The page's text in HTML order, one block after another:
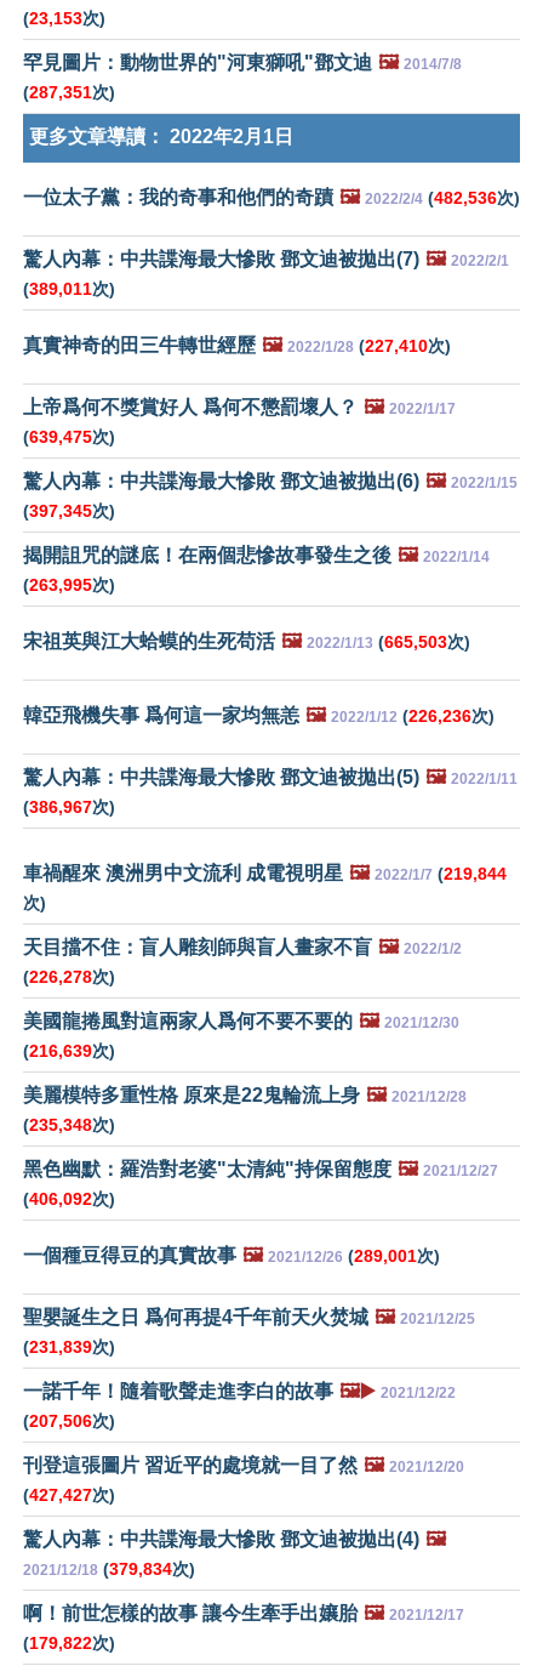
(23,153次)
罕見圖片：動物世界的"河東獅吼"鄧文迪 🖼️ 2014/7/8
(287,351次)
更多文章導讀： 2022年2月1日
一位太子黨：我的奇事和他們的奇蹟 🖼️ 2022/2/4 (482,536次)
驚人內幕：中共諜海最大慘敗 鄧文迪被拋出(7) 🖼️ 2022/2/1
(389,011次)
真實神奇的田三牛轉世經歷 🖼️ 2022/1/28 (227,410次)
上帝爲何不獎賞好人 爲何不懲罰壞人？ 🖼️ 2022/1/17
(639,475次)
驚人內幕：中共諜海最大慘敗 鄧文迪被拋出(6) 🖼️ 2022/1/15
(397,345次)
揭開詛咒的謎底！在兩個悲慘故事發生之後 🖼️ 2022/1/14
(263,995次)
宋祖英與江大蛤蟆的生死苟活 🖼️ 2022/1/13 (665,503次)
韓亞飛機失事 爲何這一家均無恙 🖼️ 2022/1/12 (226,236次)
驚人內幕：中共諜海最大慘敗 鄧文迪被拋出(5) 🖼️ 2022/1/11
(386,967次)
車禍醒來 澳洲男中文流利 成電視明星 🖼️ 2022/1/7 (219,844
次)
天目擋不住：盲人雕刻師與盲人畫家不盲 🖼️ 2022/1/2
(226,278次)
美國龍捲風對這兩家人爲何不要不要的 🖼️ 2021/12/30
(216,639次)
美麗模特多重性格 原來是22鬼輪流上身 🖼️ 2021/12/28
(235,348次)
黑色幽默：羅浩對老婆"太清純"持保留態度 🖼️ 2021/12/27
(406,092次)
一個種豆得豆的真實故事 🖼️ 2021/12/26 (289,001次)
聖嬰誕生之日 爲何再提4千年前天火焚城 🖼️ 2021/12/25
(231,839次)
一諾千年！隨着歌聲走進李白的故事 🖼️▶️ 2021/12/22
(207,506次)
刊登這張圖片 習近平的處境就一目了然 🖼️ 2021/12/20
(427,427次)
驚人內幕：中共諜海最大慘敗 鄧文迪被拋出(4) 🖼️
2021/12/18 (379,834次)
啊！前世怎樣的故事 讓今生牽手出孃胎 🖼️ 2021/12/17
(179,822次)